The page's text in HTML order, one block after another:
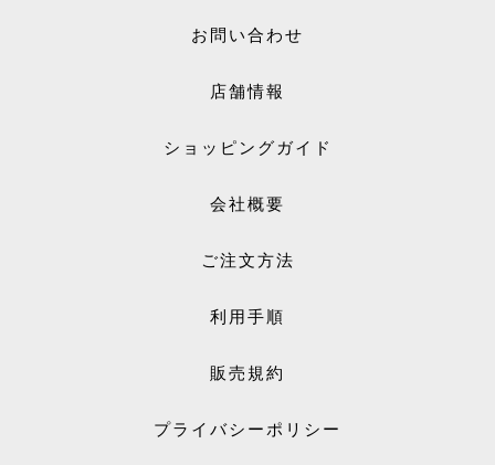
お問い合わせ
店舗情報
ショッピングガイド
会社概要
ご注文方法
利用手順
販売規約
プライバシーポリシー